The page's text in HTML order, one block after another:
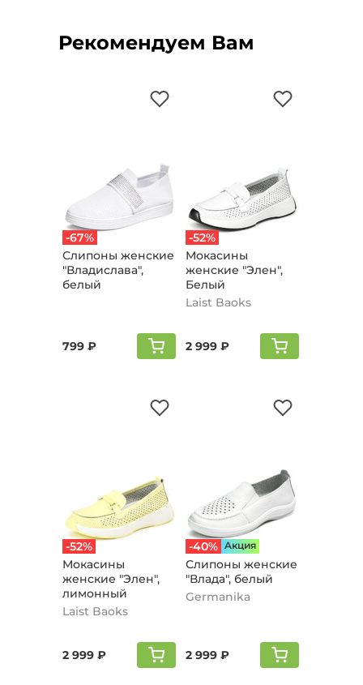
Рекомендуем Вам
-67%
Слипоны женские
"Владислава",
белый
799 ₽
-52%
Мокасины
женские "Элен",
Белый
Laist Baoks
2 999 ₽
-52%
Мокасины
женские "Элен",
лимонный
Laist Baoks
2 999 ₽
-40% Aкция
Слипоны женские
"Влада", белый
Germanika
2 999 ₽